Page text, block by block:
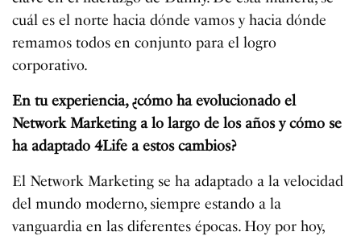
cuál es el norte hacia dónde vamos y hacia dónde
remamos todos en conjunto para el logro
corporativo.
En tu experiencia, ¿cómo ha evolucionado el
Network Marketing a lo largo de los años y cómo se
ha adaptado 4Life a estos cambios?
El Network Marketing se ha adaptado a la velocidad
del mundo moderno, siempre estando a la
vanguardia en las diferentes épocas. Hoy por hoy,